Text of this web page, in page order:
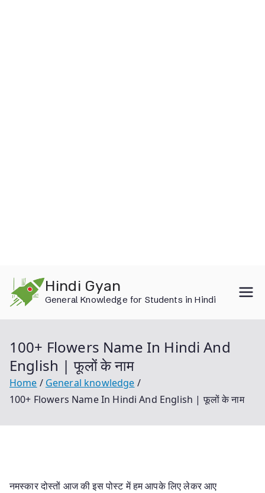
content
Hindi Gyan
General Knowledge for Students in Hindi
100+ Flowers Name In Hindi And
English | फूलों के नाम
Home
General knowledge
100+ Flowers Name In Hindi And English | फूलों के नाम
नमस्कार दोस्तों आज की इस पोस्ट में हम आपके लिए लेकर आए